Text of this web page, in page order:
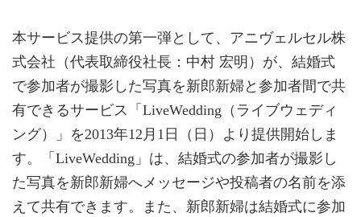
本サービス提供の第一弾として、アニヴェルセル株
式会社（代表取締役社長：中村 宏明）が、結婚式
で参加者が撮影した写真を新郎新婦と参加者間で共
有できるサービス「LiveWedding（ライブウェディ
ング）」を2013年12月1日（日）より提供開始しま
す。「LiveWedding」は、結婚式の参加者が撮影し
た写真を新郎新婦へメッセージや投稿者の名前を添
えて共有できます。また、新郎新婦は結婚式に参加